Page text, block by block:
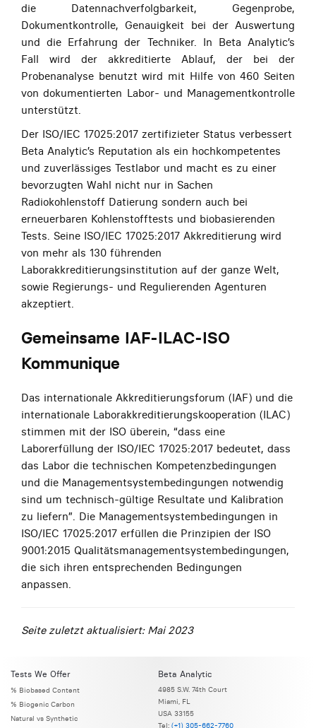
die Datennachverfolgbarkeit, Gegenprobe,
Dokumentkontrolle, Genauigkeit bei der Auswertung
und die Erfahrung der Techniker. In Beta Analytic’s
Fall wird der akkreditierte Ablauf, der bei der
Probenanalyse benutzt wird mit Hilfe von 460 Seiten
von dokumentierten Labor- und Managementkontrolle
unterstützt.
Der ISO/IEC 17025:2017 zertifizieter Status verbessert
Beta Analytic’s Reputation als ein hochkompetentes
und zuverlässiges Testlabor und macht es zu einer
bevorzugten Wahl nicht nur in Sachen
Radiokohlenstoff Datierung sondern auch bei
erneuerbaren Kohlenstofftests und biobasierenden
Tests. Seine ISO/IEC 17025:2017 Akkreditierung wird
von mehr als 130 führenden
Laborakkreditierungsinstitution auf der ganze Welt,
sowie Regierungs- und Regulierenden Agenturen
akzeptiert.
Gemeinsame IAF-ILAC-ISO
Kommunique
Das internationale Akkreditierungsforum (IAF) und die
internationale Laborakkreditierungskooperation (ILAC)
stimmen mit der ISO überein, “dass eine
Laborerfüllung der ISO/IEC 17025:2017 bedeutet, dass
das Labor die technischen Kompetenzbedingungen
und die Managementsystembedingungen notwendig
sind um technisch-gültige Resultate und Kalibration
zu liefern”. Die Managementsystembedingungen in
ISO/IEC 17025:2017 erfüllen die Prinzipien der ISO
9001:2015 Qualitätsmanagementsystembedingungen,
die sich ihren entsprechenden Bedingungen
anpassen.
Seite zuletzt aktualisiert: Mai 2023